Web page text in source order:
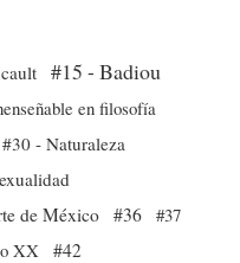
#15 - Badiou
en filosofía
#30 - Naturaleza
de México #36 #37
XX #42